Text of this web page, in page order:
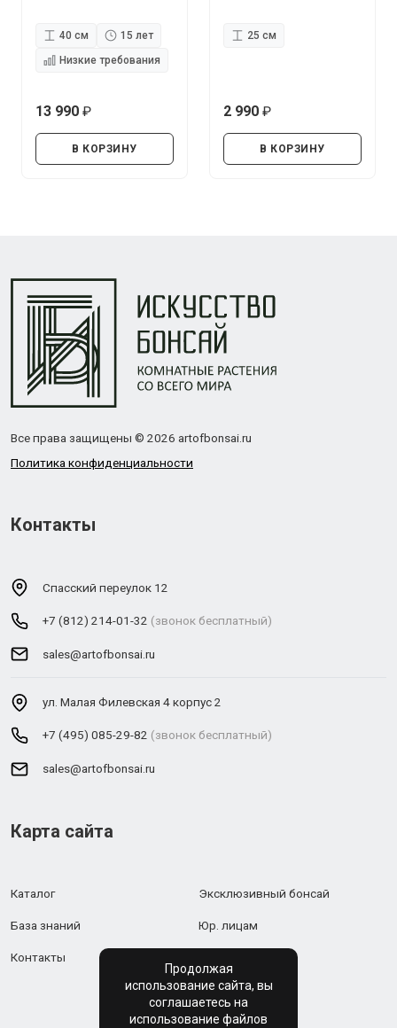
40 см
15 лет
Низкие требования
13 990
В КОРЗИНУ
25 см
2 990
В КОРЗИНУ
Все права защищены © 2026 artofbonsai.ru
Политика конфиденциальности
Контакты
Спасский переулок 12
+7 (812) 214-01-32 (звонок бесплатный)
sales@artofbonsai.ru
ул. Малая Филевская 4 корпус 2
+7 (495) 085-29-82 (звонок бесплатный)
sales@artofbonsai.ru
Карта сайта
Каталог Эксклюзивный бонсай
База знаний Юр. лицам
Контакты
Продолжая
использование сайта, вы
соглашаетесь на
использование файлов